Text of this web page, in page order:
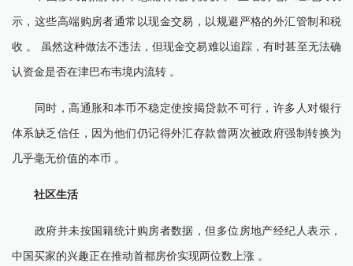
示，这些高端购房者通常以现金交易，以规避严格的外汇管制和税
收 。 虽然这种做法不违法，但现金交易难以追踪，有时甚至无法确
认资金是否在津巴布韦境内流转 。
同时，高通胀和本币不稳定使按揭贷款不可行，许多人对银行
体系缺乏信任，因为他们仍记得外汇存款曾两次被政府强制转换为
几乎毫无价值的本币 。
社区生活
政府并未按国籍统计购房者数据，但多位房地产经纪人表示，
中国买家的兴趣正在推动首都房价实现两位数上涨 。